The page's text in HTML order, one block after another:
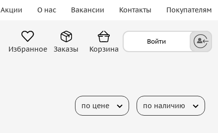
Акции О нас Вакансии Контакты Покупателям
Избранное
Войти
Заказы Корзина
по цене по наличию